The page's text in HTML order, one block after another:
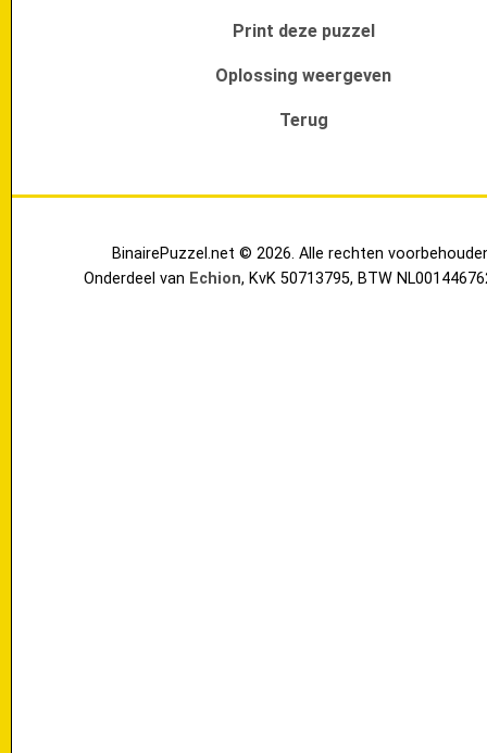
Print deze puzzel
Oplossing weergeven
Terug
BinairePuzzel.net © 2026. Alle rechten
Onderdeel van Echion, KvK 50713795, BTW